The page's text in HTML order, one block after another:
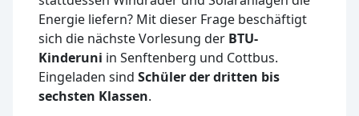
Energie liefern? Mit dieser Frage beschäftigt
sich die nächste Vorlesung der BTU-
Kinderuni in Senftenberg und Cottbus.
Eingeladen sind Schüler der dritten bis
sechsten Klassen.